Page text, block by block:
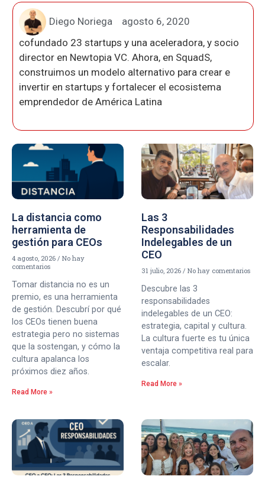
Diego Noriega
agosto 6, 2020
cofundado 23 startups y una aceleradora, y socio
director en Newtopia VC. Ahora, en SquadS,
construimos un modelo alternativo para crear e
invertir en startups y fortalecer el ecosistema
emprendedor de América Latina
La distancia como
herramienta de
gestión para CEOs
4 agosto, 2026
No hay
comentarios
Tomar distancia no es un
premio, es una herramienta
de gestión. Descubrí por qué
los CEOs tienen buena
estrategia pero no sistemas
que la sostengan, y cómo la
cultura apalanca los
próximos diez años.
Read More »
Las 3
Responsabilidades
Indelegables de un
CEO
31 julio, 2026 No hay comentarios
Descubre las 3
responsabilidades
indelegables de un CEO:
estrategia, capital y cultura.
La cultura fuerte es tu única
ventaja competitiva real para
escalar.
Read More »